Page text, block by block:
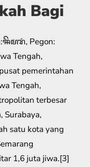
Bagi
Pegon:
pemerintahan
Tengah,
terbesar
Surabaya,
satu kota yang
1,6 juta jiwa.[3]